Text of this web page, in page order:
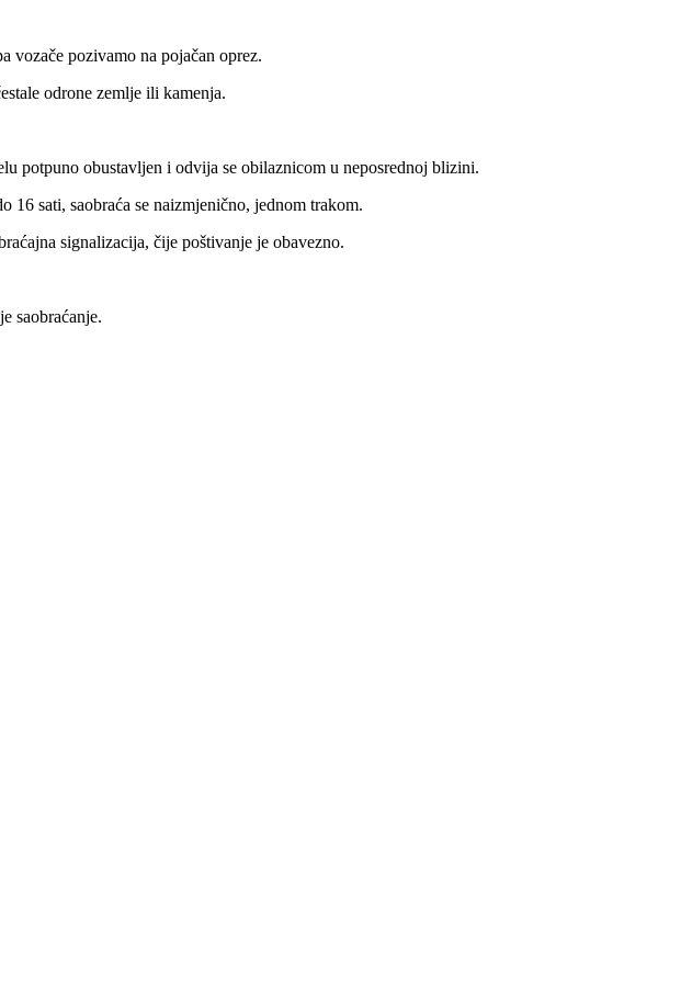
vozače pozivamo na pojačan oprez.
odrone zemlje ili kamenja.
potpuno obustavljen i odvija se obilaznicom u neposrednoj blizini.
sati, saobraća se naizmjenično, jednom trakom.
signalizacija, čije poštivanje je obavezno.
saobraćanje.